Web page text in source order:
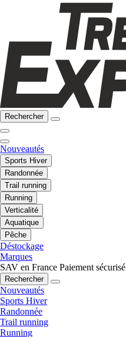
Rechercher
Nouveautés
Sports Hiver
Randonnée
Trail running
Running
Verticalité
Aquatique
Pêche
Déstockage
Marques
SAV en France Paiement sécurisé
Rechercher
Nouveautés
Sports Hiver
Randonnée
Trail running
Running